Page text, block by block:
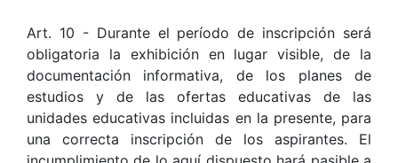
Art. 10 - Durante el período de inscripción será
obligatoria la exhibición en lugar visible, de la
documentación informativa, de los planes de
estudios y de las ofertas educativas de las
unidades educativas incluidas en la presente, para
una correcta inscripción de los aspirantes. El